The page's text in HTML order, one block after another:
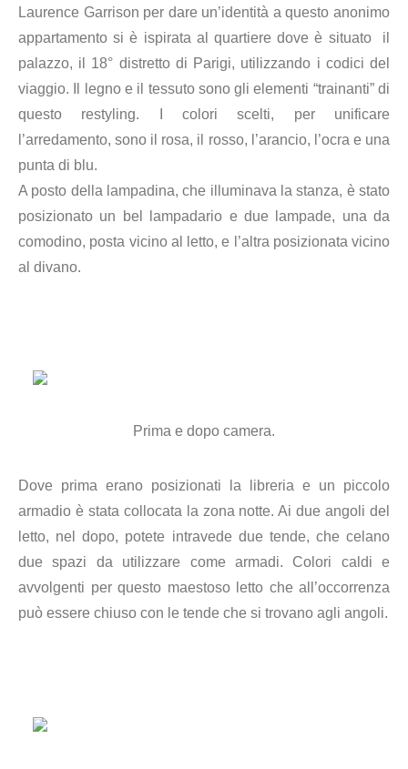
Laurence Garrison per dare un’identità a questo anonimo
appartamento si è ispirata al quartiere dove è situato il
palazzo, il 18° distretto di Parigi, utilizzando i codici del
viaggio. Il legno e il tessuto sono gli elementi “trainanti” di
questo restyling. I colori scelti, per unificare
l’arredamento, sono il rosa, il rosso, l’arancio, l’ocra e una
punta di blu.
A posto della lampadina, che illuminava la stanza, è stato
posizionato un bel lampadario e due lampade, una da
comodino, posta vicino al letto, e l’altra posizionata vicino
al divano.
Prima e dopo camera.
Dove prima erano posizionati la libreria e un piccolo
armadio è stata collocata la zona notte. Ai due angoli del
letto, nel dopo, potete intravede due tende, che celano
due spazi da utilizzare come armadi. Colori caldi e
avvolgenti per questo maestoso letto che all’occorrenza
può essere chiuso con le tende che si trovano agli angoli.